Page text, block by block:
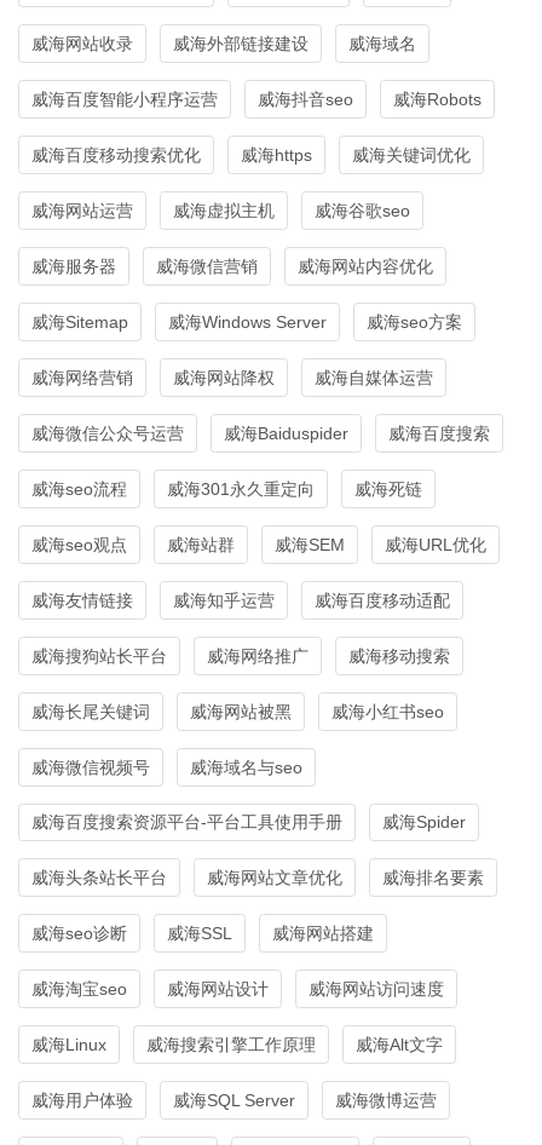
威海网站收录 威海外部链接建设 威海域名
威海百度智能小程序运营 威海抖音seo 威海Robots
威海百度移动搜索优化 威海https 威海关键词优化
威海网站运营 威海虚拟主机 威海谷歌seo
威海服务器 威海微信营销 威海网站内容优化
威海Sitemap 威海Windows Server 威海seo方案
威海网络营销 威海网站降权 威海自媒体运营
威海微信公众号运营 威海Baiduspider 威海百度搜索
威海seo流程 威海301永久重定向 威海死链
威海seo观点 威海站群 威海SEM 威海URL优化
威海友情链接 威海知乎运营 威海百度移动适配
威海搜狗站长平台 威海网络推广 威海移动搜索
威海长尾关键词 威海网站被黑 威海小红书seo
威海微信视频号 威海域名与seo
威海百度搜索资源平台-平台工具使用手册 威海Spider
威海头条站长平台 威海网站文章优化 威海排名要素
威海seo诊断 威海SSL 威海网站搭建
威海淘宝seo 威海网站设计 威海网站访问速度
威海Linux 威海搜索引擎工作原理 威海Alt文字
威海用户体验 威海SQL Server 威海微博运营